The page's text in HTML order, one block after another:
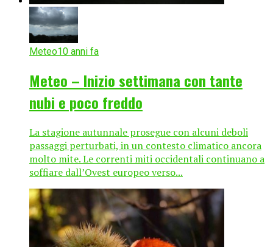
Meteo10 anni fa
Meteo – Inizio settimana con tante
nubi e poco freddo
La stagione autunnale prosegue con alcuni deboli
passaggi perturbati, in un contesto climatico ancora
molto mite. Le correnti miti occidentali continuano a
soffiare dall’Ovest europeo verso...